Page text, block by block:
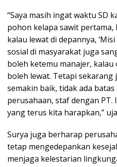
“Saya masih ingat waktu SD
pohon kelapa sawit
kalau lewat di depannya,
sosial di masyarakat juga
boleh ketemu manajer,
boleh lewat. Tetapi sekarang
semakin baik, tidak ada
perusahaan, staf dengan
yang terus kita harapkan,”
Surya juga berharap
tetap mengedepankan
menjaga kelestarian